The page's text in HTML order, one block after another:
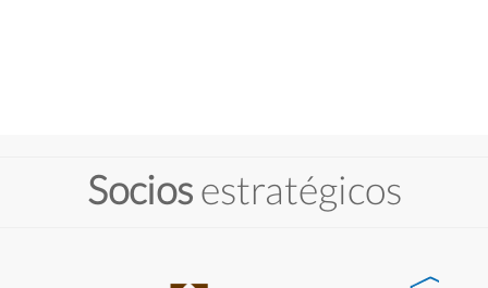
Sociosestratégicos